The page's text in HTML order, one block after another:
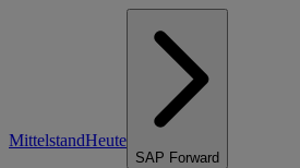
MittelstandHeute
SAP Forward